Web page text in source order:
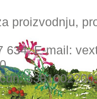
proizvodnju,
634, E-mail: